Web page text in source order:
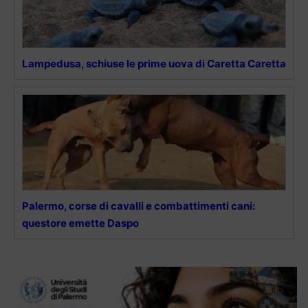
Lampedusa, schiuse le prime uova di Caretta Caretta
Palermo, corse di cavalli e combattimenti cani:
questore emette Daspo